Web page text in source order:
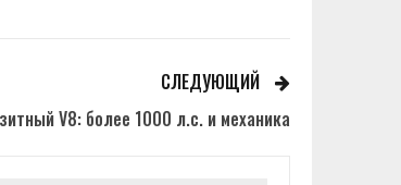
СЛЕДУЮЩИЙ
V8: более 1000 л.с. и механика